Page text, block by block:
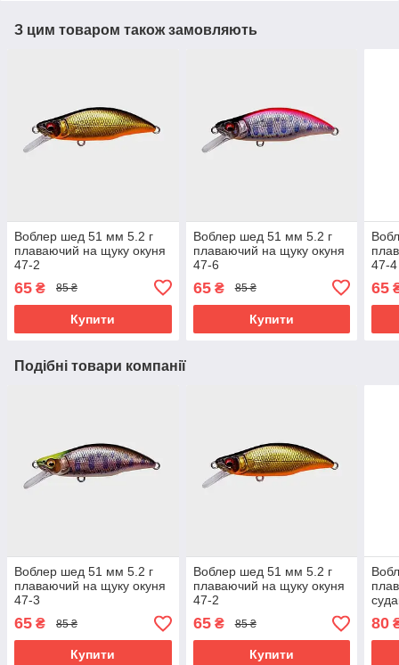
З цим товаром також замовляють
Воблер шед 51 мм 5.2 г
плаваючий на щуку окуня
47-2
65 ₴ 85 ₴
Купити
Воблер шед 51 мм 5.2 г
плаваючий на щуку окуня
47-6
65₴ 85 ₴
Купити
47-4
65
Подібні товари компанії
Воблер шед 51 мм 5.2 г
плаваючий на щуку окуня
47-3
65 ₴ 85 ₴
Купити
Воблер шед 51 мм 5.2 г
плаваючий на щуку окуня
47-2
65₴ 85 ₴
Купити
80